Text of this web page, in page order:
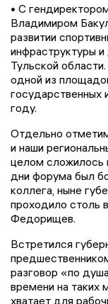
• С
Владимиром
развитии
инфраструктуры
Тульской
одной из
государственных
году.
Отдельно
и наши
целом сложилось
дни форума был
коллега, ныне
проходило столь
Федорищев.
Встретился
разговор «по
времени на таких
хватает для